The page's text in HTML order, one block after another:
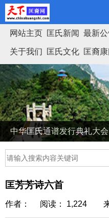
网站主页 匡氏新闻 最新
关于我们 匡氏文化 匡裔
匡氏家谱
中华匡氏通谱发行典礼大会
匡芳芳诗六首
作者： 阅读： 1,224